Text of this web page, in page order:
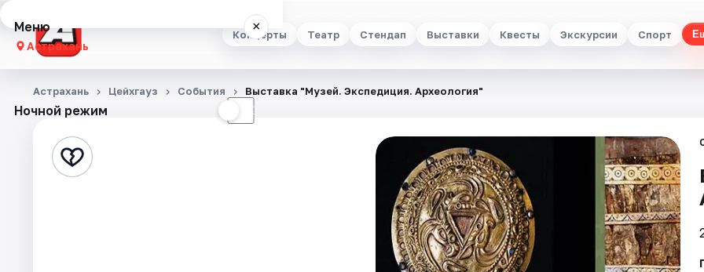
Концерты Театр Стендап Выставки Квесты Экскурсии Спорт
Меню ×
Астрахань
Концерты
Стендап
Ночной режим ☾
Астрахань Цейхгауз События Выставка "Музей. Экспедиция. Археология"